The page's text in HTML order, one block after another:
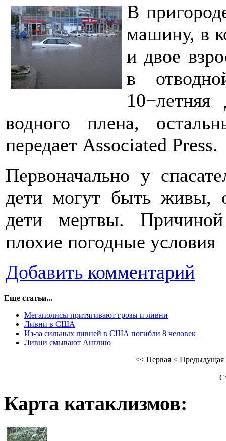
В
машину, в
и двое
в
водного плена,
передает Associated Press.
Первоначально у
дети могут быть живы,
дети мертвы.
плохие погодные условия
Добавить комментарий
Еще статьи...
Мегаполисы притягивают грозы и ливни
Ливни в США
Из-за сильных ливней в США погибли 8 человек
Ливни смывают Англию
<< Первая < Предыдущая
Карта катаклизмов: